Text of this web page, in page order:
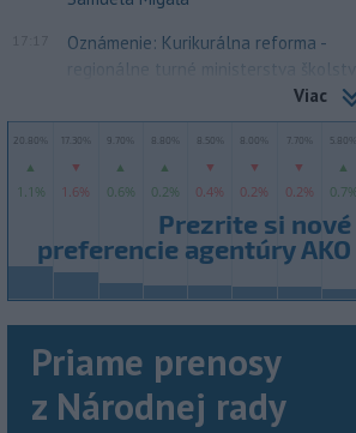
Oznámenie: Kurikurálna reforma -
regionálne turné ministerstva školstva
Viac
Priame prenosy
z Národnej rady